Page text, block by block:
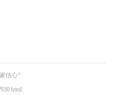
信心”